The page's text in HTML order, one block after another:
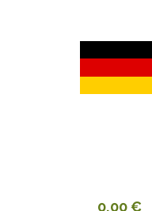
0,00 €